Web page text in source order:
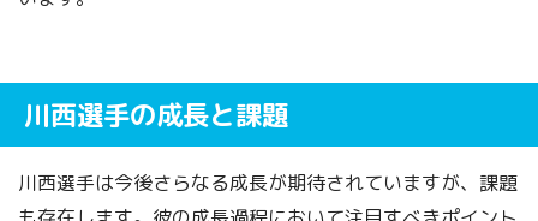
川西選手の成長と課題
川西選手は今後さらなる成長が期待されていますが、課題